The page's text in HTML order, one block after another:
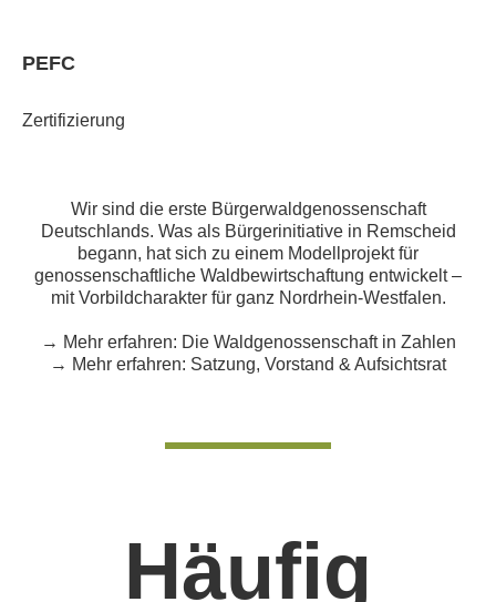
PEFC
Zertifizierung
Wir sind die erste Bürgerwaldgenossenschaft
Deutschlands. Was als Bürgerinitiative in Remscheid
begann, hat sich zu einem Modellprojekt für
genossenschaftliche Waldbewirtschaftung entwickelt –
mit Vorbildcharakter für ganz Nordrhein-Westfalen.
→ Mehr erfahren: Die Waldgenossenschaft in Zahlen
→ Mehr erfahren: Satzung, Vorstand & Aufsichtsrat
Häufig